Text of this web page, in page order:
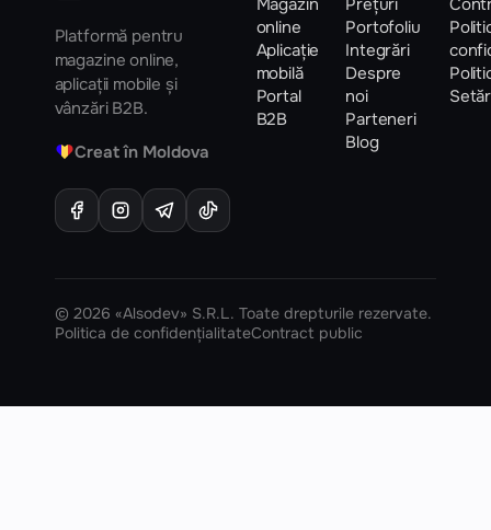
Platformă pentru
magazine online,
aplicații mobile și
vânzări B2B.
♥Creat în Moldova
Magazin
online
Aplicație
mobilă
Portal
B2B
Prețuri
Portofoliu
Integrări
Despre
noi
Parteneri
Blog
© 2026 «Alsodev» S.R.L. Toate drepturile rezervate.
Politica de confidențialitateContract public